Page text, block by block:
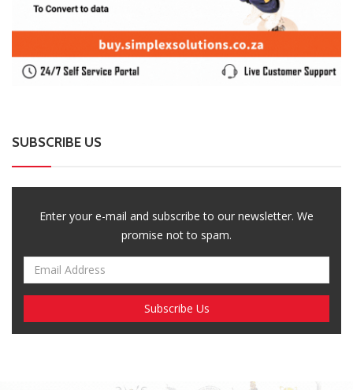
SUBSCRIBE US
Enter your e-mail and subscribe to our newsletter. We
promise not to spam.